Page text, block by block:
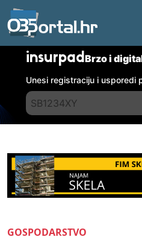
insurpadBrzo i
Unesi registraciju i usporedi
GOSPODARSTVO